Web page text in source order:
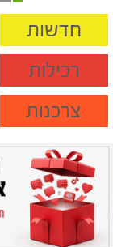
חדשות
רכילות
צרכנות